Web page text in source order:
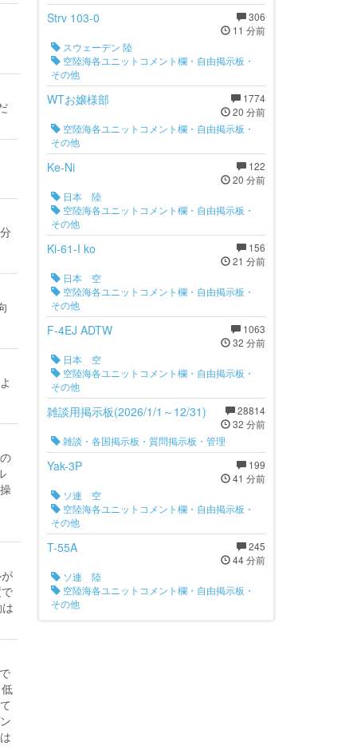
306
11 分前
Strv 103-0
スウェーデン 陸
空陸海各ユニットコメント欄・自由掲示板・
その他
1774
20 分前
WTお嬢様部
空陸海各ユニットコメント欄・自由掲示板・
その他
122
20 分前
Ke-Ni
日本 陸
空陸海各ユニットコメント欄・自由掲示板・
その他
156
21 分前
Ki-61-I ko
日本 空
空陸海各ユニットコメント欄・自由掲示板・
その他
1063
32 分前
F-4EJ ADTW
日本 空
空陸海各ユニットコメント欄・自由掲示板・
その他
28814
32 分前
雑談用掲示板(2026/1/1～12/31)
雑談・各国掲示板・質問掲示板・管理
199
41 分前
Yak-3P
ソ連 空
空陸海各ユニットコメント欄・自由掲示板・
その他
245
44 分前
T-55A
ソ連 陸
空陸海各ユニットコメント欄・自由掲示板・
その他